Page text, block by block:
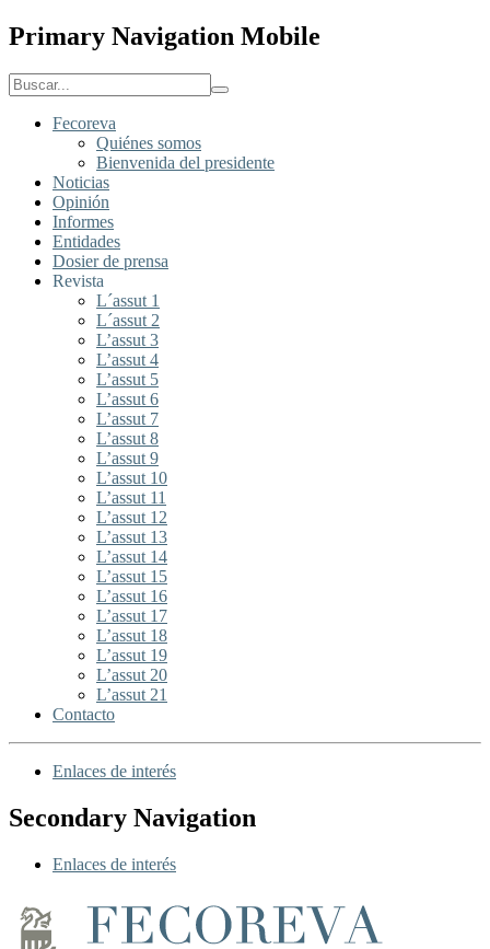
Primary Navigation Mobile
Fecoreva
Quiénes somos
Bienvenida del presidente
Noticias
Opinión
Informes
Entidades
Dosier de prensa
Revista
L´assut 1
L´assut 2
L’assut 3
L’assut 4
L’assut 5
L’assut 6
L’assut 7
L’assut 8
L’assut 9
L’assut 10
L’assut 11
L’assut 12
L’assut 13
L’assut 14
L’assut 15
L’assut 16
L’assut 17
L’assut 18
L’assut 19
L’assut 20
L’assut 21
Contacto
Enlaces de interés
Secondary Navigation
Enlaces de interés